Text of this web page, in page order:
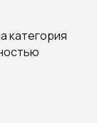
категория